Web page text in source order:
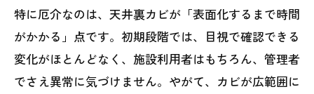
特に厄介なのは、天井裏カビが「表面化するまで時間
がかかる」点です。初期段階では、目視で確認できる
変化がほとんどなく、施設利用者はもちろん、管理者
でさえ異常に気づけません。やがて、カビが広範囲に